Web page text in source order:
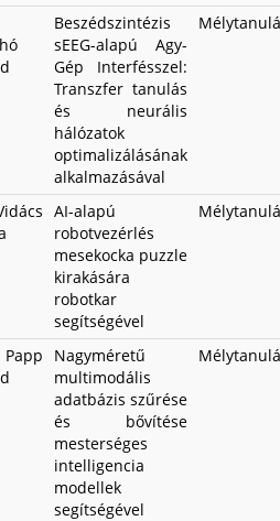
Beszédszintézis
sEEG-alapú Agy-
Gép Interfésszel:
Transzfer tanulás
és neurális
hálózatok
optimalizálásának
alkalmazásával
AI-alapú
robotvezérlés
mesekocka puzzle
kirakására
robotkar
segítségével
Nagyméretű
multimodális
adatbázis szűrése
és bővítése
mesterséges
intelligencia
modellek
segítségével